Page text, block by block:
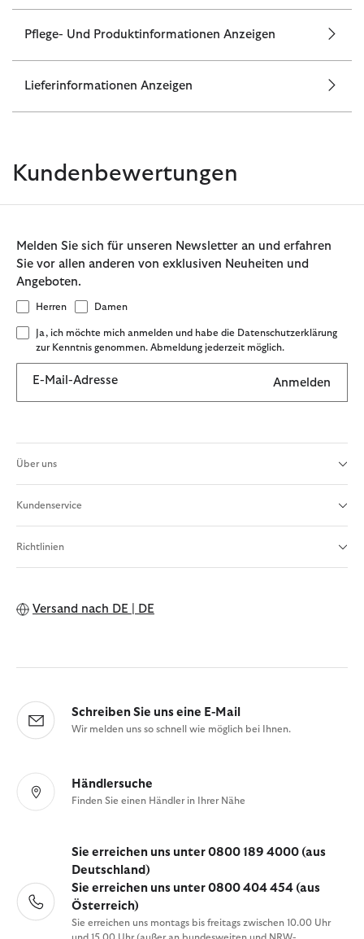
Pflege- Und Produktinformationen Anzeigen
Lieferinformationen Anzeigen
Kundenbewertungen
Melden Sie sich für unseren Newsletter an und erfahren
Sie vor allen anderen von exklusiven Neuheiten und
Angeboten.
Herren Damen
Ja, ich möchte mich anmelden und habe die Datenschutzerklärung
zur Kenntnis genommen. Abmeldung jederzeit möglich.
E-Mail-Adresse Anmelden
Über uns
Kundenservice
Richtlinien
Versand nach DE | DE
Schreiben Sie uns eine E-Mail
Wir melden uns so schnell wie möglich bei Ihnen.
Händlersuche
Finden Sie einen Händler in Ihrer Nähe
Sie erreichen uns unter 0800 189 4000 (aus
Deutschland)
Sie erreichen uns unter 0800 404 454 (aus
Österreich)
Sie erreichen uns montags bis freitags zwischen 10.00 Uhr